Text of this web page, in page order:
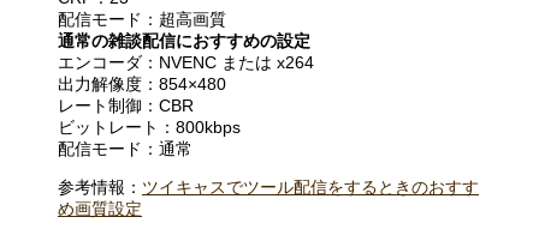
配信モード：超高画質
通常の雑談配信におすすめの設定
エンコーダ：NVENC または x264
出力解像度：854×480
レート制御：CBR
ビットレート：800kbps
配信モード：通常
参考情報： ツイキャスでツール配信をするときのおすす
め画質設定